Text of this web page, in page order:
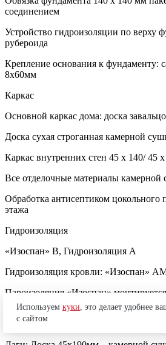
соединением
Устройство гидроизоляции по верху
рубероида
Крепление основания к фундаменту:
8х60мм
Каркас
Основной каркас дома: доска
Доска сухая строганная камерной
Каркас внутренних стен 45 х 140/ 45
Все отделочные материалы камерной
Обработка антисептиком цокольного
этажа
Гидроизоляция
«Изоспан» В, Гидроизоляция А
Гидроизоляция кровли: «Изоспан»
Пароизоляция «Изоспан»
стыков скотчем DELTA
Перекрытие
Используем куки, это делает удобнее
с сайтом